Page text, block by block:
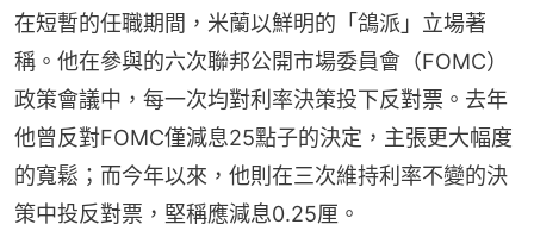
在短暫的任職期間，米蘭以鮮明的「鴿派」立場著
稱。他在參與的六次聯邦公開市場委員會（FOMC）
政策會議中，每一次均對利率決策投下反對票。去年
他曾反對FOMC僅減息25點子的決定，主張更大幅度
的寬鬆；而今年以來，他則在三次維持利率不變的決
策中投反對票，堅稱應減息0.25厘。